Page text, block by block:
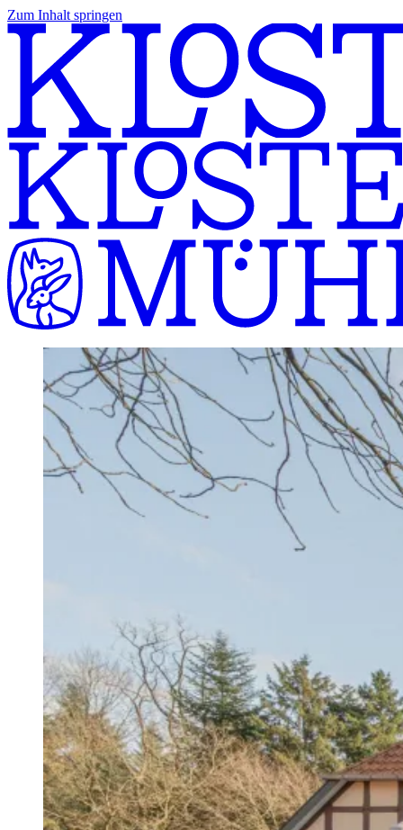
Zum Inhalt springen